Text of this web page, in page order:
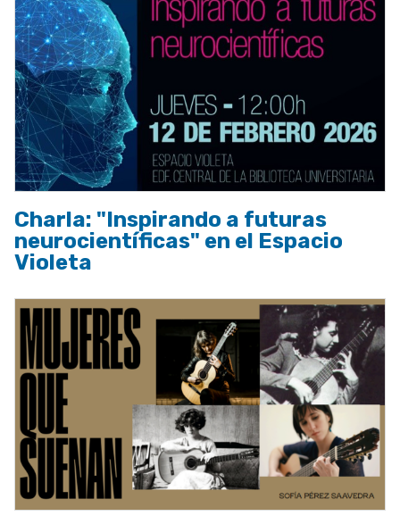
Charla: "Inspirando a futuras
neurocientíficas" en el Espacio
Violeta